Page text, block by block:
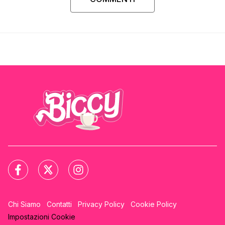
Chi Siamo Contatti Privacy Policy
Cookie Policy
Impostazioni Cookie